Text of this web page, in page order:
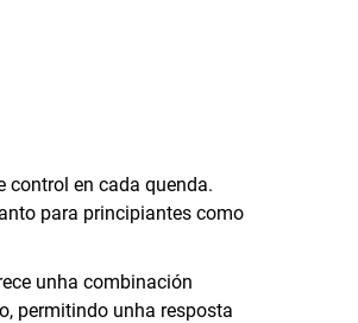
control en cada quenda.
para principiantes como
unha combinación
permitindo unha resposta